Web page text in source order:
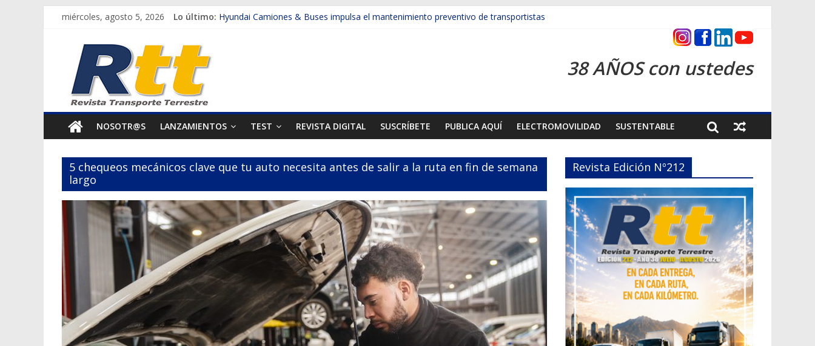
miércoles, agosto 5, 2026 Lo último: Hyundai Camiones & Buses impulsa el mantenimiento preventivo de transportistas
Rtt
Revista
Transporte
Terrestre
Autos,
camiones,
motos,
información
del
mundo
del
transporte
38 AÑOS con ustedes
NOSOTR@S LANZAMIENTOS TEST REVISTA DIGITAL SUSCRÍBETE PUBLICA AQUÍ ELECTROMOVILIDAD SUSTENTABLE
5 chequeos mecánicos clave que tu auto necesita antes de salir a la ruta en fin de semana
largo
Revista Edición Nº212